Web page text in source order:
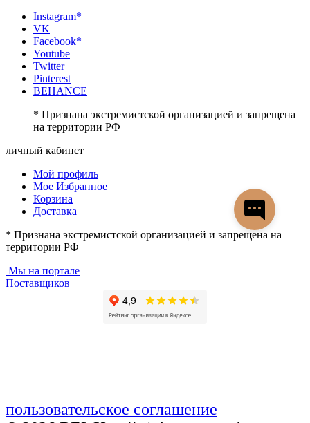
Instagram*
VK
Facebook*
Youtube
Twitter
Pinterest
BEHANCE
* Признана экстремистской организацией и запрещена
на территории РФ
личный кабинет
Мой профиль
Мое Избранное
Корзина
Доставка
* Признана экстремистской организацией и запрещена на
территории РФ
Мы на портале
Поставщиков
пользовательское соглашение